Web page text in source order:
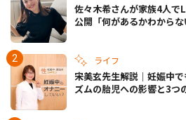
佐々木希さんが家族4人で
公開「何があるかわから
ライフ
宋美玄先生解説｜妊娠中
ズムの胎児への影響と3つ